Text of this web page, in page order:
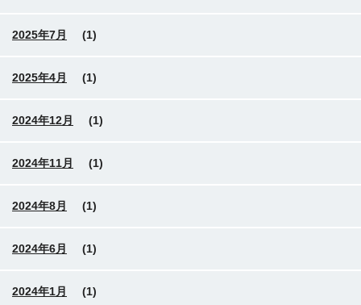
2025年7月 (1)
2025年4月 (1)
2024年12月 (1)
2024年11月 (1)
2024年8月 (1)
2024年6月 (1)
2024年1月 (1)